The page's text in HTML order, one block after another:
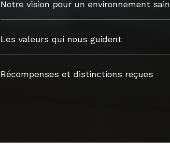
Notre vision pour un environnement sain
Les valeurs qui nous guident
Récompenses et distinctions reçues